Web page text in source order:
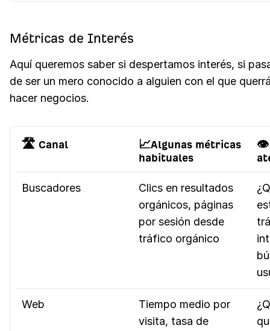
Métricas de Interés
Aquí queremos saber si despertamos interés, si
de ser un mero conocido a alguien con el que
hacer negocios.
🛣️ Canal
📈Algunas métricas
habituales
👁️
Buscadores
Clics en resultados
orgánicos, páginas
por sesión desde
tráfico orgánico
Web
Tiempo medio por
visita, tasa de